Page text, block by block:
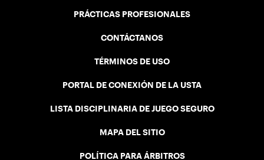
PRÁCTICAS PROFESIONALES
CONTÁCTANOS
TÉRMINOS DE USO
PORTAL DE CONEXIÓN DE LA USTA
LISTA DISCIPLINARIA DE JUEGO SEGURO
MAPA DEL SITIO
POLÍTICA PARA ÁRBITROS